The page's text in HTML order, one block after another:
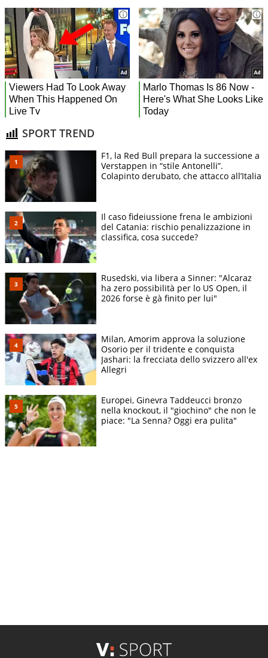
SPORT TREND
F1, la Red Bull prepara la successione a
Verstappen in “stile Antonelli”.
Colapinto derubato, che attacco all’Italia
Il caso fideiussione frena le ambizioni
del Catania: rischio penalizzazione in
classifica, cosa succede?
Rusedski, via libera a Sinner: "Alcaraz
ha zero possibilità per lo US Open, il
2026 forse è gà finito per lui"
Milan, Amorim approva la soluzione
Osorio per il tridente e conquista
Jashari: la frecciata dello svizzero all'ex
Allegri
Europei, Ginevra Taddeucci bronzo
nella knockout, il "giochino" che non le
piace: "La Senna? Oggi era pulita"